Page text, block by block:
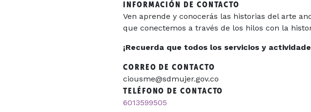
INFORMACIÓN DE CONTACTO
Ven aprende y conocerás las historias del arte
que conectemos a través de los hilos con la
¡Recuerda que todos los servicios y
CORREO DE CONTACTO
ciousme@sdmujer.gov.co
TELÉFONO DE CONTACTO
6013599505